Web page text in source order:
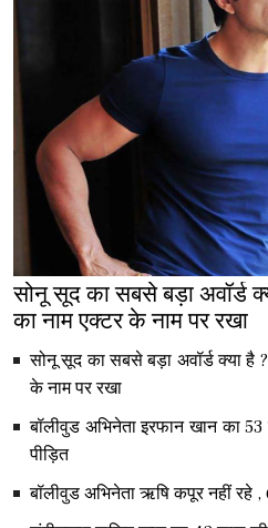
सोनू सूद का सबसे बड़ा अवॉर्ड क्या है ? महिला ने अपने बच्चे
का नाम एक्टर के नाम पर रखा
सोनू सूद का सबसे बड़ा अवॉर्ड क्या है
के नाम पर रखा
बॉलीवुड अभिनेता इरफान खान का
पीड़ित
बॉलीवुड अभिनेता ऋषि कपूर नहीं रहे